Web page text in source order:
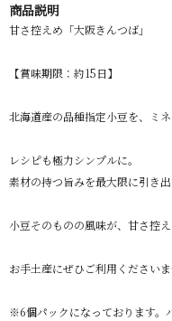
商品説明
甘さ控えめ「大阪きんつば」
【賞味期限：約15日】
北海道産の品種指定小豆を、ミ
レシピも極力シンプルに。
素材の持つ旨みを最大限に引き
小豆そのものの風味が、甘さ控
お手土産にぜひご利用くださいま
※6個パックになっております。